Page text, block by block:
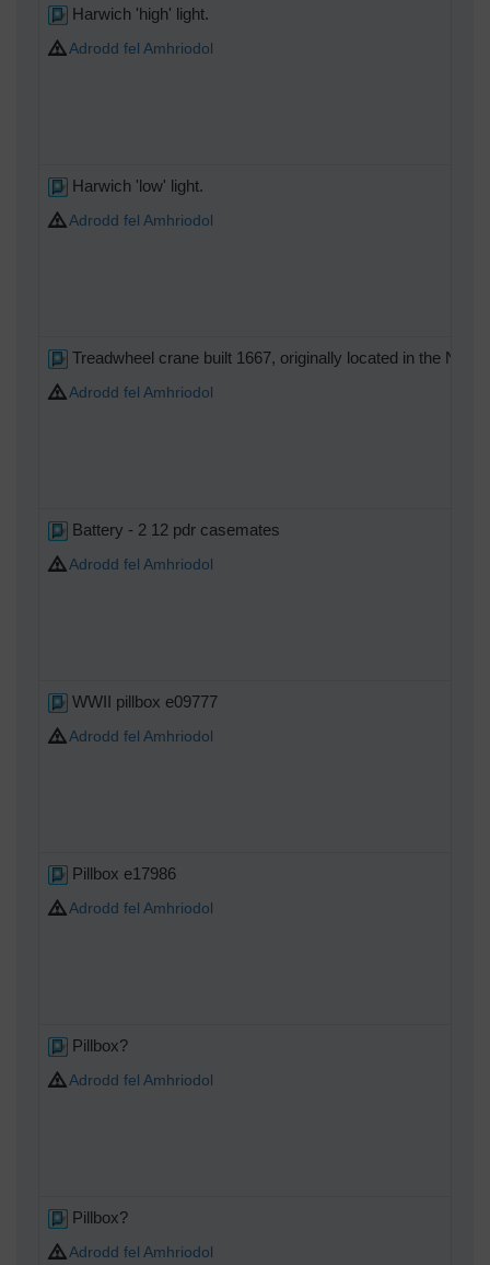
Harwich 'high' light.
Adrodd fel Amhriodol
Harwich 'low' light.
Adrodd fel Amhriodol
Treadwheel crane built 1667, originally located in the
Adrodd fel Amhriodol
Battery - 2 12 pdr casemates
Adrodd fel Amhriodol
WWII pillbox e09777
Adrodd fel Amhriodol
Pillbox e17986
Adrodd fel Amhriodol
Pillbox?
Adrodd fel Amhriodol
Pillbox?
Adrodd fel Amhriodol